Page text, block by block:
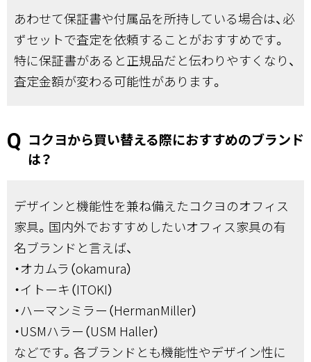
あわせて保証書や付属品を所持している場合は、必
ずセットで査定を依頼することがおすすめです。
特に保証書があると正規品だと伝わりやすくなり、
査定金額が変わる可能性があります。
コクヨから買い替える際におすすめのブランド
は？
デザインと機能性を兼ね備えたコクヨのオフィス
家具。国内外でおすすめしたいオフィス家具の有
名ブランドと言えば、
・オカムラ（okamura）
・イトーキ（ITOKI）
・ハーマンミラー（HermanMiller）
・USMハラー（USM Haller）
などです。各ブランドとも機能性やデザイン性に